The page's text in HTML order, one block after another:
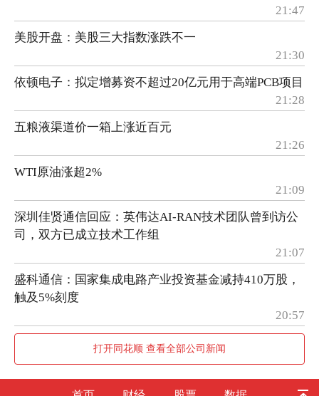
21:47
美股开盘：美股三大指数涨跌不一
21:30
依顿电子：拟定增募资不超过20亿元用于高端PCB项目
21:28
五粮液渠道价一箱上涨近百元
21:26
WTI原油涨超2%
21:09
深圳佳贤通信回应：英伟达AI-RAN技术团队曾到访公
司，双方已成立技术工作组
21:07
盛科通信：国家集成电路产业投资基金减持410万股，
触及5%刻度
20:57
打开同花顺 查看全部公司新闻